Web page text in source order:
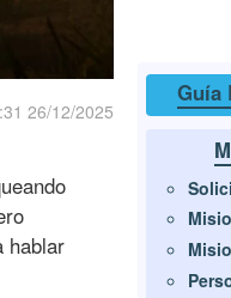
26/12/2025
hablar
Guía